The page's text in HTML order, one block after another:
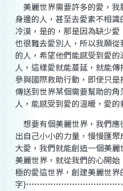
美麗世界需要許多的愛，
身邊的人，甚至去愛素不相
冷漠，是的，那是因為缺少
也很難去愛別人，所以我願
的人，希望他們能感受到愛
人，這樣愛就能蔓延，就能
參與國際救助行動，即使只
傳送到世界某個需要幫助的
人，能感受到愛的溫暖，愛的
想要有個美麗世界，我們
出自己小小的力量，慢慢匯
大愛，我們就能創造一個美麗
美麗世界，就從我們的心開
極的愛這世界，創建美麗世界
字)